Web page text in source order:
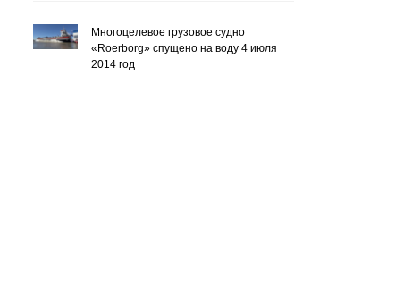
Многоцелевое грузовое судно
«Roerborg» спущено на воду 4 июля
2014 год